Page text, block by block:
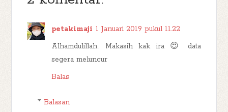
petakimaji 1 Januari 2019 pukul 11.22
Alhamdulillah.. Makasih kak ira 😍 data
segera meluncur
Balas
Balasan